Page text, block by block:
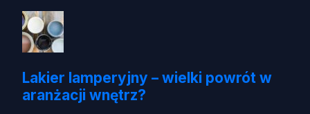
Lakier lamperyjny – wielki powrót w
aranżacji wnętrz?